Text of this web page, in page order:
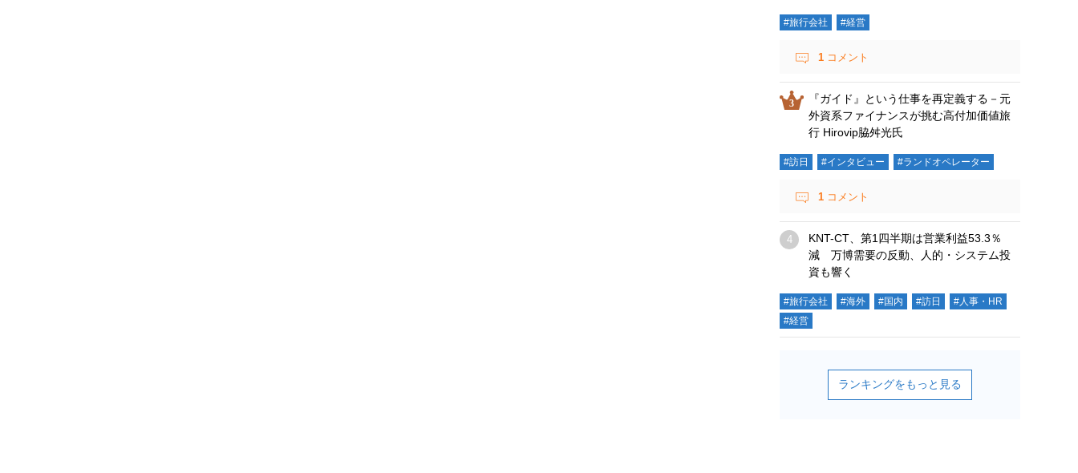
#旅行会社 #経営
1 コメント
『ガイド』という仕事を再定義する－元
外資系ファイナンスが挑む高付加価値旅
行 Hirovip脇舛光氏
#訪日 #インタビュー #ランドオペレーター
1 コメント
KNT-CT、第1四半期は営業利益53.3％
減 万博需要の反動、人的・システム投
資も響く
#旅行会社 #海外 #国内 #訪日
#人事・HR
#経営